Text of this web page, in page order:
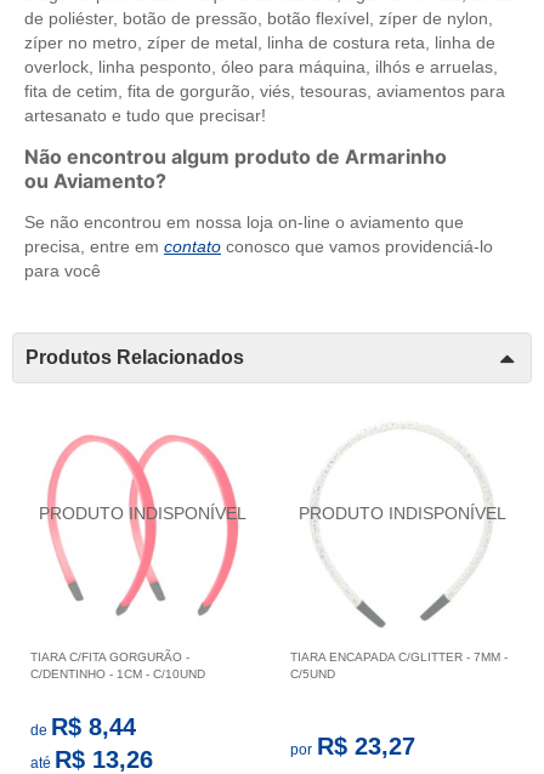
de poliéster, botão de pressão, botão flexível, zíper de nylon,
zíper no metro, zíper de metal, linha de costura reta, linha de
overlock, linha pesponto, óleo para máquina, ilhós e arruelas,
fita de cetim, fita de gorgurão, viés, tesouras, aviamentos para
artesanato e tudo que precisar!
Não encontrou algum produto de Armarinho
ou Aviamento?
Se não encontrou em nossa loja on-line o aviamento que
precisa, entre em contato conosco que vamos providenciá-lo
para você
Produtos Relacionados
TIARA C/FITA GORGURÃO -
C/DENTINHO - 1CM - C/10UND
de R$ 8,44
até R$ 13,26
TIARA ENCAPADA C/GLITTER - 7MM -
C/5UND
por R$ 23,27